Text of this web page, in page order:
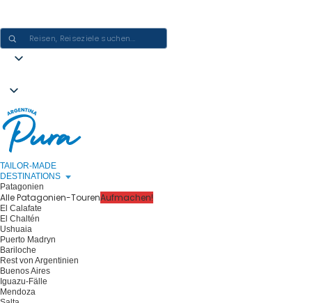
TAILOR-MADE
DESTINATIONS
Patagonien
Alle Patagonien-TourenAufmachen!
El Calafate
El Chaltén
Ushuaia
Puerto Madryn
Bariloche
Rest von Argentinien
Buenos Aires
Iguazu-Fälle
Mendoza